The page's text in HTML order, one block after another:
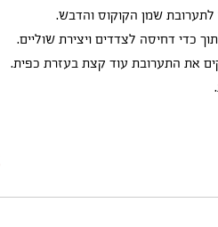
לתערובת שמן הקוקוס והדבש.
כדי דחיסה לצדדים ויצירת שוליים.
את התערובת עוד קצת בעזרת כפית.